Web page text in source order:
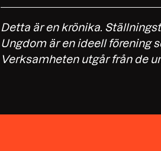
Detta är en krönika.
Ungdom är en ideell förening
Verksamheten utgår från de